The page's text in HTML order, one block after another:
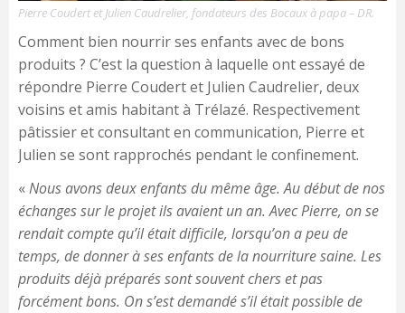
Pierre Coudert et Julien Caudrelier, fondateurs des Bocaux à papa – DR.
Comment bien nourrir ses enfants avec de bons
produits ? C’est la question à laquelle ont essayé de
répondre Pierre Coudert et Julien Caudrelier, deux
voisins et amis habitant à Trélazé. Respectivement
pâtissier et consultant en communication, Pierre et
Julien se sont rapprochés pendant le confinement.
«Nous avons deux enfants du même âge. Au début de nos
échanges sur le projet ils avaient un an. Avec Pierre, on se
rendait compte qu’il était difficile, lorsqu’on a peu de
temps, de donner à ses enfants de la nourriture saine. Les
produits déjà préparés sont souvent chers et pas
forcément bons. On s’est demandé s’il était possible de